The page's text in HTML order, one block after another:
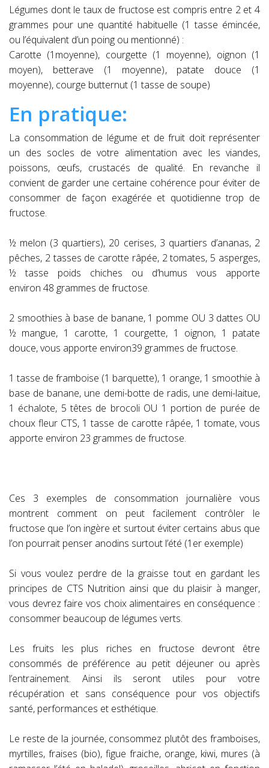
Légumes dont le taux de fructose est compris entre 2 et 4
grammes pour une quantité habituelle (1 tasse émincée,
ou l’équivalent d’un poing ou mentionné) :
Carotte (1moyenne), courgette (1 moyenne), oignon (1
moyen), betterave (1 moyenne), patate douce (1
moyenne), courge butternut (1 tasse de soupe)
En pratique:
La consommation de légume et de fruit doit représenter
un des socles de votre alimentation avec les viandes,
poissons, œufs, crustacés de qualité. En revanche il
convient de garder une certaine cohérence pour éviter de
consommer de façon exagérée et quotidienne trop de
fructose.
½ melon (3 quartiers), 20 cerises, 3 quartiers d’ananas, 2
pêches, 2 tasses de carotte râpée, 2 tomates, 5 asperges,
½ tasse poids chiches ou d’humus vous apporte
environ 48 grammes de fructose.
2 smoothies à base de banane, 1 pomme OU 3 dattes OU
½ mangue, 1 carotte, 1 courgette, 1 oignon, 1 patate
douce, vous apporte environ39 grammes de fructose.
1 tasse de framboise (1 barquette), 1 orange, 1 smoothie à
base de banane, une demi-botte de radis, une demi-laitue,
1 échalote, 5 têtes de brocoli OU 1 portion de purée de
choux fleur CTS, 1 tasse de carotte râpée, 1 tomate, vous
apporte environ 23 grammes de fructose.
Ces 3 exemples de consommation journalière vous
montrent comment on peut facilement contrôler le
fructose que l’on ingère et surtout éviter certains abus que
l’on pourrait penser anodins surtout l’été (1er exemple)
Si vous voulez perdre de la graisse tout en gardant les
principes de CTS Nutrition ainsi que du plaisir à manger,
vous devrez faire vos choix alimentaires en conséquence :
consommer beaucoup de légumes verts.
Les fruits les plus riches en fructose devront être
consommés de préférence au petit déjeuner ou après
l’entrainement. Ainsi ils seront utiles pour votre
récupération et sans conséquence pour vos objectifs
santé, performances et esthétique.
Le reste de la journée, consommez plutôt des framboises,
myrtilles, fraises (bio), figue fraiche, orange, kiwi, mures (à